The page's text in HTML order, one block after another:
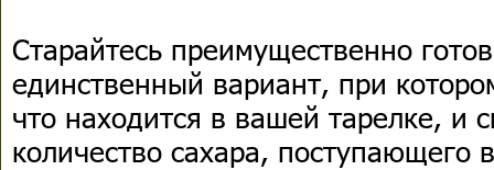
Старайтесь преимущественно
единственный вариант, при
что находится в вашей тарелке, и
количество сахара, поступающего